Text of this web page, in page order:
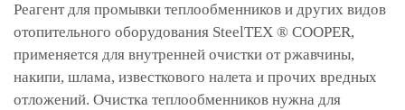
Реагент для промывки теплообменников и других видов
отопительного оборудования SteelTEX ® COOPER,
применяется для внутренней очистки от ржавчины,
накипи, шлама, известкового налета и прочих вредных
отложений. Очистка теплообменников нужна для